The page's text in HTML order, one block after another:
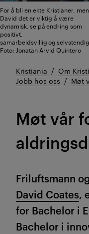
For å bli en ekte Kristianer,
David det er viktig å være
dynamisk, se på endring som
positivt,
samarbeidsvillig og selvstendig
Foto: Jonatan Arvid Quintero
Kristiania Om
Jobb hos oss
Møt
Møt vår
Friluftsmann
David Coates,
for Bachelor i
Bachelor i